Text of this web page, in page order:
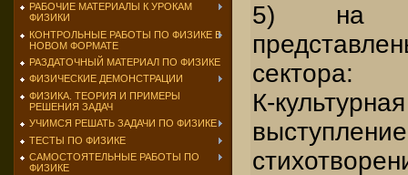
РАБОЧИЕ МАТЕРИАЛЫ К УРОКАМ
ФИЗИКИ
КОНТРОЛЬНЫЕ РАБОТЫ ПО ФИЗИКЕ В
НОВОМ ФОРМАТЕ
РАЗДАТОЧНЫЙ МАТЕРИАЛ ПО ФИЗИКЕ
ФИЗИЧЕСКИЕ ДЕМОНСТРАЦИИ
ФИЗИКА. ТЕОРИЯ И ПРИМЕРЫ
РЕШЕНИЯ ЗАДАЧ
УЧИМСЯ РЕШАТЬ ЗАДАЧИ ПО ФИЗИКЕ
ТЕСТЫ ПО ФИЗИКЕ
САМОСТОЯТЕЛЬНЫЕ РАБОТЫ ПО
ФИЗИКЕ
5) на
сектора:
К-